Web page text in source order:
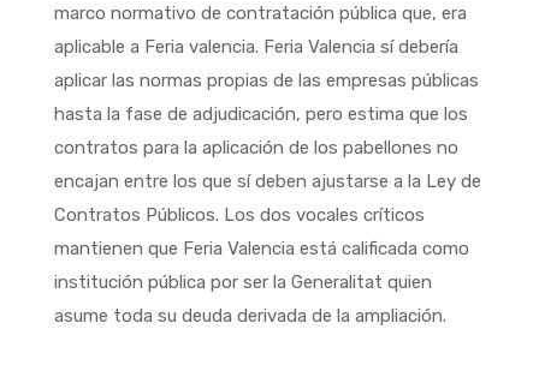
marco normativo de contratación pública que, era
aplicable a Feria valencia. Feria Valencia sí debería
aplicar las normas propias de las empresas públicas
hasta la fase de adjudicación, pero estima que los
contratos para la aplicación de los pabellones no
encajan entre los que sí deben ajustarse a la Ley de
Contratos Públicos. Los dos vocales críticos
mantienen que Feria Valencia está calificada como
institución pública por ser la Generalitat quien
asume toda su deuda derivada de la ampliación.